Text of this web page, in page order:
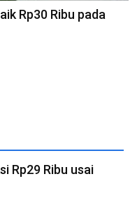
Rp30 Ribu pada
Rp29 Ribu usai